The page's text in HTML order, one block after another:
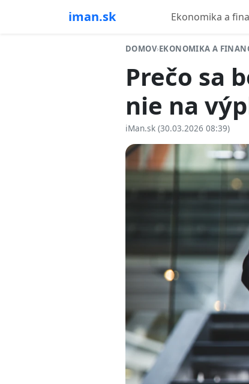
iman.sk Ekonomika a
DOMOV›EKONOMIKA A
Prečo sa
nie na
iMan.sk (30.03.2026 08:39)